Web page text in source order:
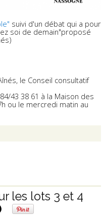
suivi d'un débat qui a pour
soi de demain"proposé
le Conseil consultatif
43 38 61 à la Maison des
ou le mercredi matin au
les lots 3 et 4